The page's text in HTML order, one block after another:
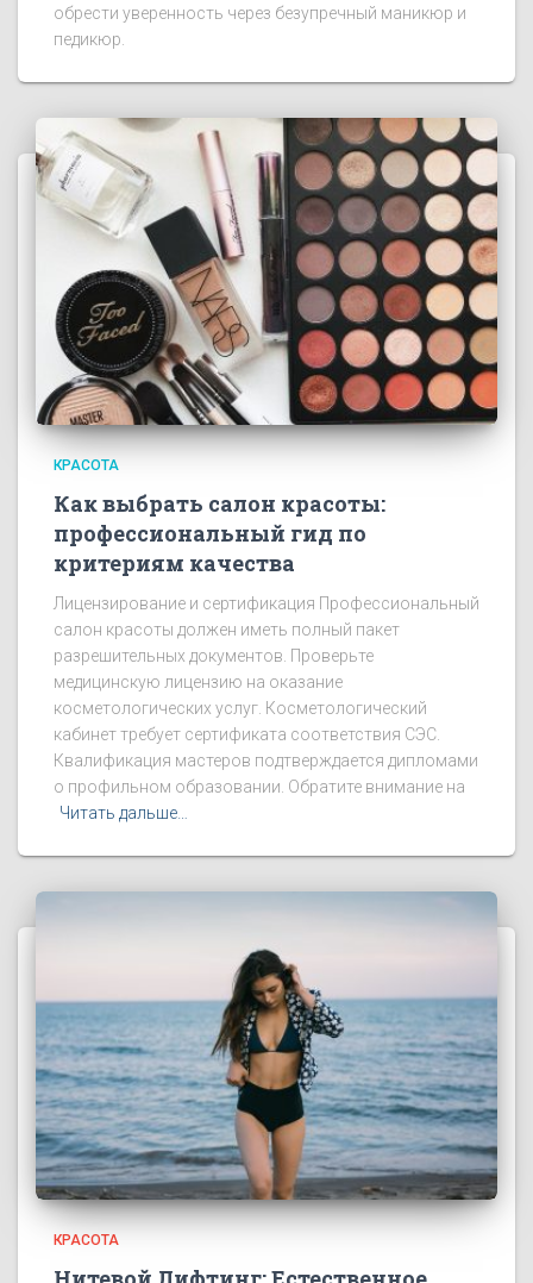
обрести уверенность через безупречный маникюр и
педикюр.
КРАСОТА
Как выбрать салон красоты:
профессиональный гид по
критериям качества
Лицензирование и сертификация Профессиональный
салон красоты должен иметь полный пакет
разрешительных документов. Проверьте
медицинскую лицензию на оказание
косметологических услуг. Косметологический
кабинет требует сертификата соответствия СЭС.
Квалификация мастеров подтверждается дипломами
о профильном образовании. Обратите внимание на
Читать дальше…
КРАСОТА